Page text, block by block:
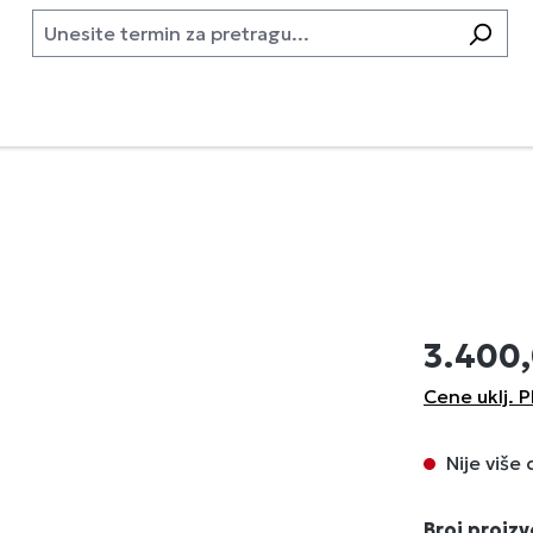
Cene uklj.
Nije više